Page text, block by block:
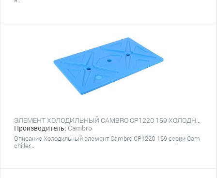
ЭЛЕМЕНТ ХОЛОДИЛЬНЫЙ CAMBRO CP1220 159 ХОЛОДНО-ГОЛУБОЙ
Производитель: Cambro
Описание Холодильный элемент Cambro CP1220 159 серии Cam
chiller...